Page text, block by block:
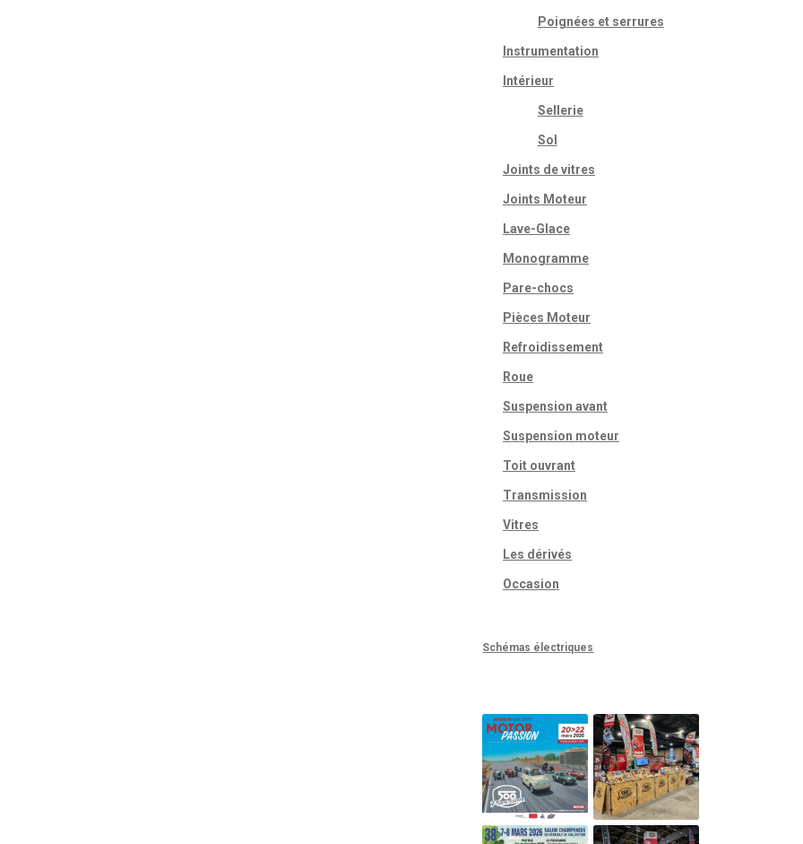
Poignées et serrures
Instrumentation
Intérieur
Sellerie
Sol
Joints de vitres
Joints Moteur
Lave-Glace
Monogramme
Pare-chocs
Pièces Moteur
Refroidissement
Roue
Suspension avant
Suspension moteur
Toit ouvrant
Transmission
Vitres
Les dérivés
Occasion
Schémas électriques